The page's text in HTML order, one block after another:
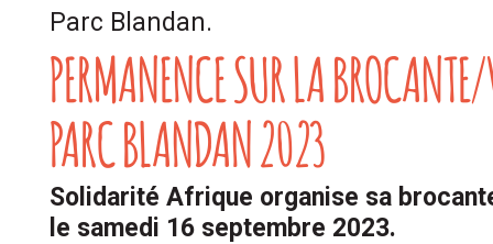
Parc Blandan.
PERMANENCE SUR LA
PARC BLANDAN 2023
Solidarité Afrique organise sa
le samedi 16 septembre 2023.